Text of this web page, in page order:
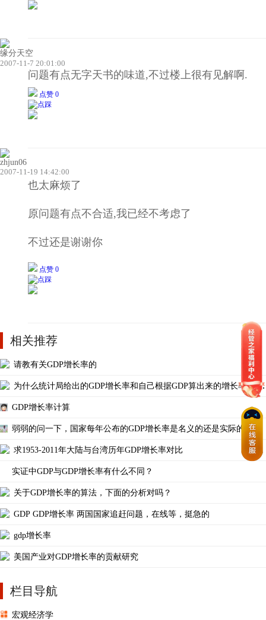
缘分天空
2007-11-7 20:01:00
问题有点无字天书的味道,不过楼上很有见解啊.
点赞 0
zhjun06
2007-11-19 14:42:00
也太麻烦了
原问题有点不合适,我已经不考虑了
不过还是谢谢你
点赞 0
相关推荐
请教有关GDP增长率的
为什么统计局给出的GDP增长率和自己根据GDP算出来的增长率差别
GDP增长率计算
弱弱的问一下，国家每年公布的GDP增长率是名义的还是实际的？
求1953-2011年大陆与台湾历年GDP增长率对比
实证中GDP与GDP增长率有什么不同？
关于GDP增长率的算法，下面的分析对吗？
GDP GDP增长率 两国国家追赶问题，在线等，挺急的
gdp增长率
美国产业对GDP增长率的贡献研究
栏目导航
宏观经济学